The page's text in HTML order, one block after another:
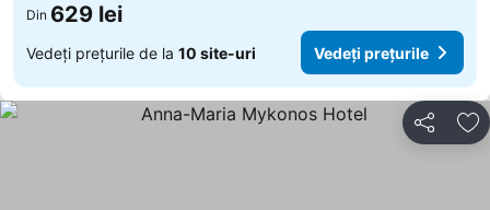
Din 629 lei
Vedeți prețurile de la 10 site-uri Vedeți prețurile
Distribuiți